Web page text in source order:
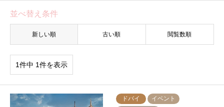
並べ替え条件
新しい順 古い順 閲覧数順
1件中 1件を表示
ドバイ
イベント